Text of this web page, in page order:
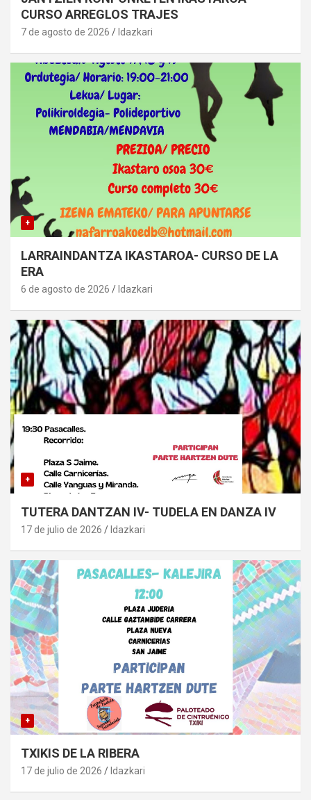
CURSO ARREGLOS TRAJES
7 de agosto de 2026 Idazkari
+
LARRAINDANTZA IKASTAROA- CURSO DE LA
ERA
6 de agosto de 2026 Idazkari
+
TUTERA DANTZAN IV- TUDELA EN DANZA IV
17 de julio de 2026 Idazkari
+
TXIKIS DE LA RIBERA
17 de julio de 2026 Idazkari